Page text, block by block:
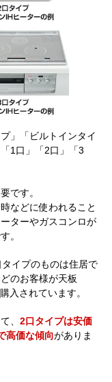
」「ビルトインタイ
1口」「2口」「3
です。
などに使われること
ターやガスコンロが
。
イプのものは住居で
のお客様が天板
入されています。
、 2口タイプは安価
高価な傾向がありま